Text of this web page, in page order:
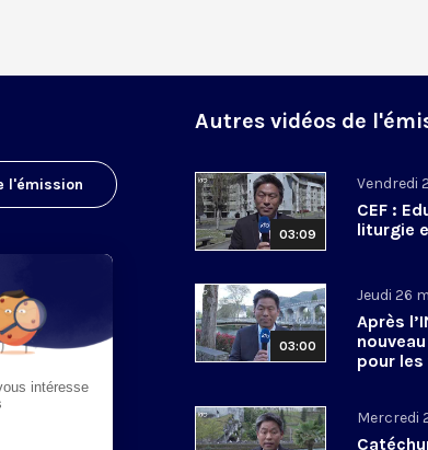
l'émission
Autres vidéos de
03:09
Vendredi
CEF :
liturgie
03:00
Jeudi 26
Après
pour
Mercredi